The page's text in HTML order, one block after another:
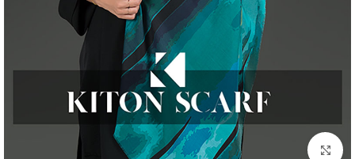
بزرگنمایی تصویر